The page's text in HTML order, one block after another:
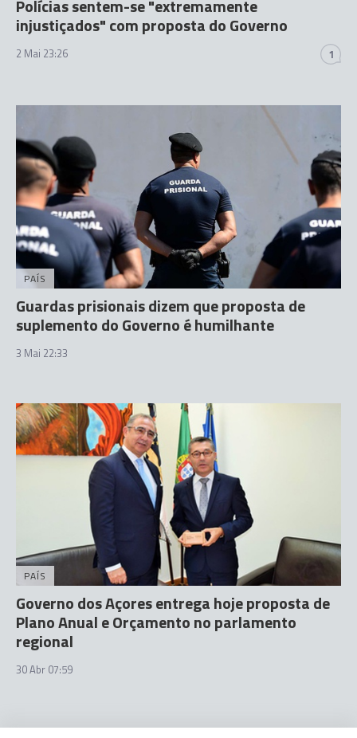
Polícias sentem-se "extremamente
injustiçados" com proposta do Governo
2 Mai 23:26 1
PAÍS
Guardas prisionais dizem que proposta de
suplemento do Governo é humilhante
3 Mai 22:33
PAÍS
Governo dos Açores entrega hoje proposta de
Plano Anual e Orçamento no parlamento
regional
30 Abr 07:59